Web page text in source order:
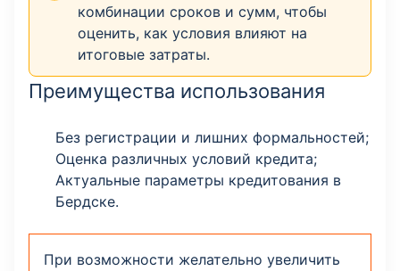
комбинации сроков и сумм, чтобы
оценить, как условия влияют на
итоговые затраты.
Преимущества использования
Без регистрации и лишних формальностей;
Оценка различных условий кредита;
Актуальные параметры кредитования в
Бердске.
При возможности желательно увеличить